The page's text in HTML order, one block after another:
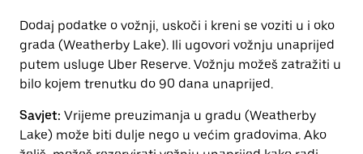
Dodaj podatke o vožnji, uskoči i kreni se voziti u i oko
grada (Weatherby Lake). Ili ugovori vožnju unaprijed
putem usluge Uber Reserve. Vožnju možeš zatražiti u
bilo kojem trenutku do 90 dana unaprijed.
Savjet: Vrijeme preuzimanja u gradu (Weatherby
Lake) može biti dulje nego u većim gradovima. Ako